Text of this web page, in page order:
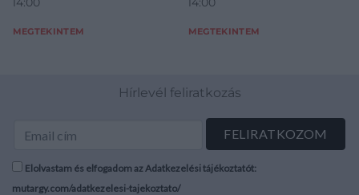
14:00
MEGTEKINTEM
14:00
MEGTEKINTEM
Hírlevél feliratkozás
Elolvastam és elfogadom az Adatkezelési tájékoztatót:
mutargy.com/adatkezelesi-tajekoztato/